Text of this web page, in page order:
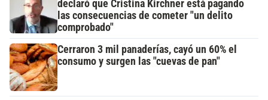
declaró que Cristina Kirchner está pagando
las consecuencias de cometer "un delito
comprobado"
Cerraron 3 mil panaderías, cayó un 60% el
consumo y surgen las "cuevas de pan"